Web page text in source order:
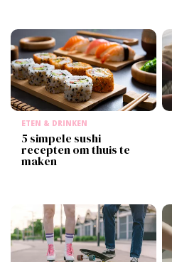
ETEN & DRINKEN
5 simpele sushi
recepten om thuis te
maken